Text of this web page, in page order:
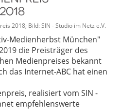
2018; Bild: SIN - Studio im Netz e.V.
Medienherbst München"
die Preisträger des
Medienpreises bekannt
das Internet-ABC hat einen
realisiert vom SIN -
empfehlenswerte